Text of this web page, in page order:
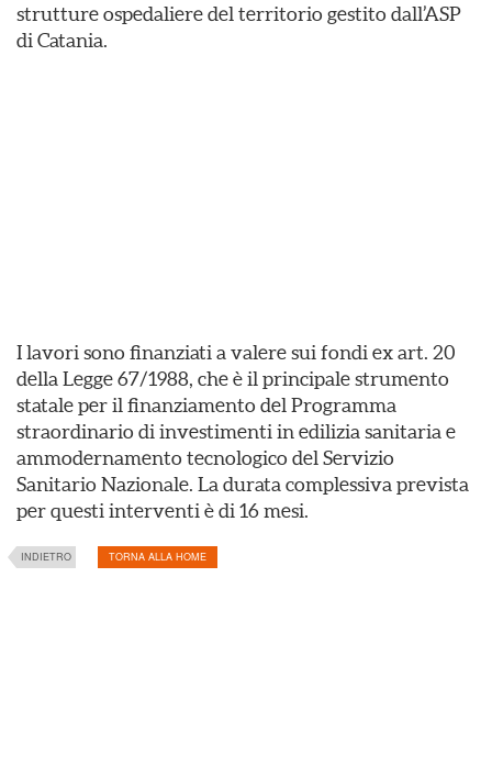
strutture ospedaliere del territorio gestito dall’ASP
di Catania.
I lavori sono finanziati a valere sui fondi ex art. 20
della Legge 67/1988, che è il principale strumento
statale per il finanziamento del Programma
straordinario di investimenti in edilizia sanitaria e
ammodernamento tecnologico del Servizio
Sanitario Nazionale. La durata complessiva prevista
per questi interventi è di 16 mesi.
INDIETRO TORNA ALLA HOME